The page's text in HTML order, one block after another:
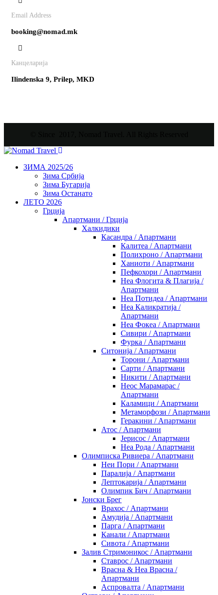
Email Address
booking@nomad.mk
Канцеларија
Ilindenska 9, Prilep, MKD
ЗИМА 2025/26
Зима Србија
Зима Бугарија
Зима Останато
ЛЕТО 2026
Грција
Апартмани / Грција
Халкидики
Касандра / Апартмани
Калитеа / Апартмани
Полихроно / Апартмани
Ханиоти / Апартмани
Пефкохори / Апартмани
Неа Флогита & Плагија /
Апартмани
Неа Потидеа / Апартмани
Неа Каликратија /
Апартмани
Неа Фокеа / Апартмани
Сивири / Апартмани
Фурка / Апартмани
Ситонија / Апартмани
Торони / Апартмани
Сарти / Апартмани
Никити / Апартмани
Неос Марамарас /
Апартмани
Каламици / Апартмани
Метаморфози / Апартмани
Геракини / Апартмани
Атос / Апартмани
Јерисос / Апартмани
Неа Рода / Апартмани
Олимписка Ривиера / Апартмани
Неи Пори / Апартмани
Паралија / Апартмани
Лептокарија / Апартмани
Олимпик Бич / Апартмани
Јонски Брег
Врахос / Апартмани
Амудија / Апартмани
Парга / Апартмани
Канали / Апартмани
Сивота / Апартмани
Залив Стримоникос / Апартмани
Ставрос / Апартмани
Врасна & Неа Врасна /
Апартмани
Аспровалта / Апартмани